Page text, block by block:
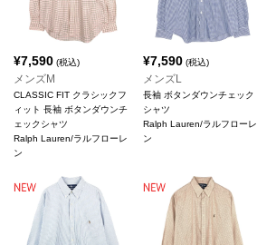
¥7,590 (税込)
メンズM
CLASSIC FIT クラシックフ
ィット 長袖 ボタンダウンチ
ェックシャツ
Ralph Lauren/ラルフローレ
ン
¥7,590(税込)
メンズL
長袖 ボタンダウンチェック
シャツ
Ralph Lauren/ラルフローレ
ン